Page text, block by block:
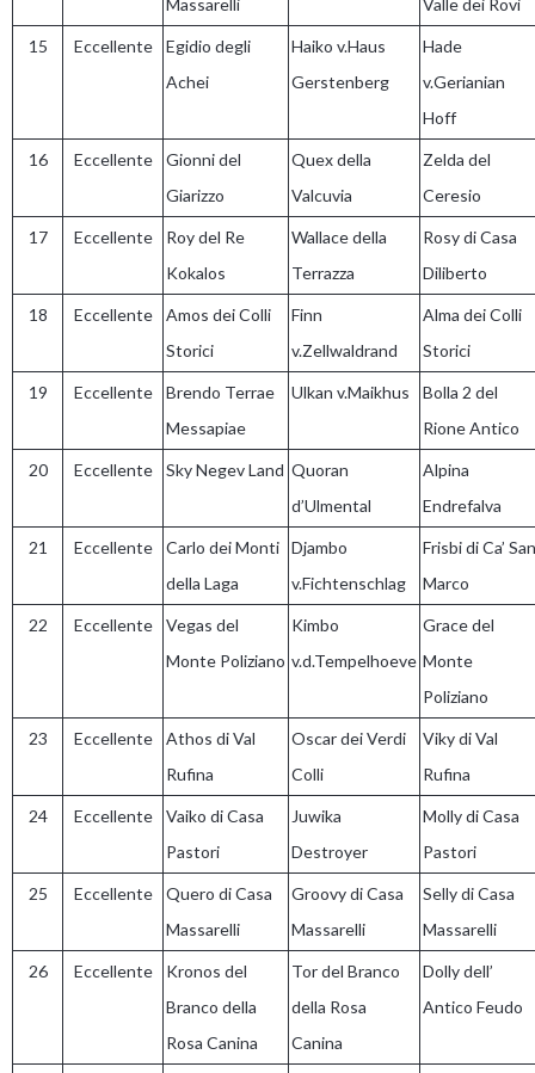
Massarelli
Valle dei Rovi
15 Eccellente
Egidio degli
Achei
Haiko v.Haus
Gerstenberg
Hade
v.Gerianian
Hoff
16 Eccellente
Gionni del
Giarizzo
Quex della
Valcuvia
Zelda del
Ceresio
17 Eccellente
Roy del Re
Kokalos
Wallace della
Terrazza
Rosy di Casa
Diliberto
18 Eccellente
Amos dei Colli
Storici
Finn
v.Zellwaldrand
Alma dei Colli
Storici
19 Eccellente
Brendo Terrae
Messapiae
Ulkan v.Maikhus
Bolla 2 del
Rione Antico
20 Eccellente Sky Negev Land Quoran
d’Ulmental
Alpina
Endrefalva
21 Eccellente
Carlo dei Monti
della Laga
Djambo
v.Fichtenschlag
Frisbi di Ca’ San
Marco
22 Eccellente
Vegas del
Monte Poliziano
Kimbo
v.d.Tempelhoeve
Grace del
Monte
Poliziano
23 Eccellente
Athos di Val
Rufina
Oscar dei Verdi
Colli
Viky di Val
Rufina
24 Eccellente
Vaiko di Casa
Pastori
Juwika
Destroyer
Molly di Casa
Pastori
25 Eccellente
Quero di Casa
Massarelli
Groovy di Casa
Massarelli
Selly di Casa
Massarelli
26 Eccellente
Kronos del
Branco della
Rosa Canina
Tor del Branco
della Rosa
Canina
Dolly dell’
Antico Feudo